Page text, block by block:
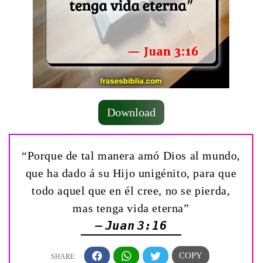
Download
“Porque de tal manera amó Dios al mundo,
que ha dado á su Hijo unigénito, para que
todo aquel que en él cree, no se pierda,
mas tenga vida eterna”
— Juan 3:16